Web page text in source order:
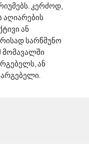
კერძოდ,
ან
სარწმუნო
მომავალში
ან